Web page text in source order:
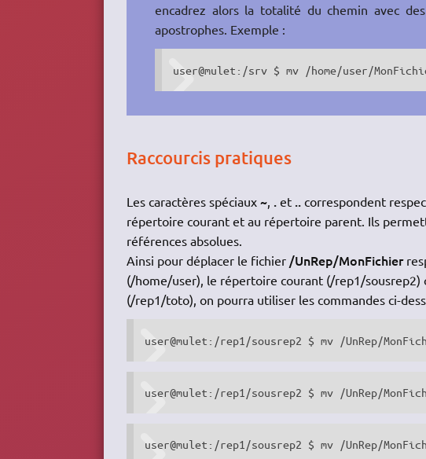
encadrez alors la totalité du chemin avec
apostrophes. Exemple :
user@mulet:/srv $ mv /home/user/
Raccourcis pratiques
Les caractères spéciaux ~, . et .. correspondent
répertoire courant et au répertoire parent. Ils
références absolues.
Ainsi pour déplacer le fichier /UnRep/MonFichier
(/home/user), le répertoire courant (/rep1/
(/rep1/toto), on pourra utiliser les commandes ci-
user@mulet:/rep1/sousrep2 $ mv /UnRep/
user@mulet:/rep1/sousrep2 $ mv /UnRep/
user@mulet:/rep1/sousrep2 $ mv /UnRep/